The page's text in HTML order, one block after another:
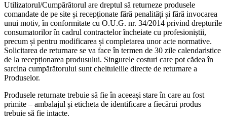
Utilizatorul/Cumpărătorul are dreptul să returneze produsele
comandate de pe site și recepționate fără penalități și fără invocarea
unui motiv, în conformitate cu O.U.G. nr. 34/2014 privind drepturile
consumatorilor în cadrul contractelor încheiate cu profesioniștii,
precum și pentru modificarea și completarea unor acte normative.
Solicitarea de returnare se va face în termen de 30 zile calendaristice
de la recepționarea produsului. Singurele costuri care pot cădea în
sarcina cumpărătorului sunt cheltuielile directe de returnare a
Produselor.
Produsele returnate trebuie să fie în aceeași stare în care au fost
primite – ambalajul și eticheta de identificare a fiecărui produs
trebuie să fie intacte.